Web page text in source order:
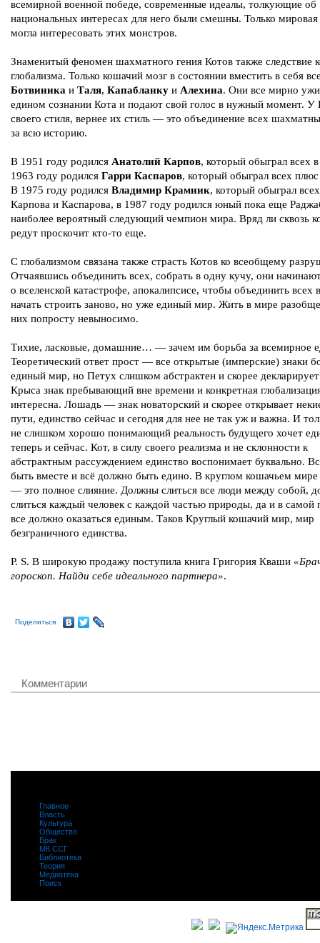
всемирной военной победе, современные идеалы, толкующие об
национальных интересах для него были смешны. Только мировая
могла интересовать этих монстров.
Знаменитый феномен шахматного гения Котов также следствие
глобализма. Только кошачий мозг в состоянии вместить в себя
Ботвиника и Таля, Капабланку и Алехина. Они все мирно
едином сознании Кота и подают свой голос в нужный момент. У
своего стиля, вернее их стиль — это объединение всех
за всю историю.
В 1951 году родился Анатолий Карпов, который обыграл всех
1963 году родился Гарри Каспаров, который обыграл всех
В 1975 году родился Владимир Крамник, который обыграл
Карпова и Каспарова, в 1987 году родился юный пока еще
наиболее вероятный следующий чемпион мира. Вряд ли сквозь
редут проскочит кто-то еще.
С глобализмом связана также страсть Котов ко всеобщему
Отчаявшись объединить всех, собрать в одну кучу, они
о вселенской катастрофе, апокалипсисе, чтобы объединить всех
начать строить заново, но уже единый мир. Жить в мире
них попросту невыносимо.
Тихие, ласковые, домашние… — зачем им борьба за всемирное
Теоретический ответ прост — все открытые (имперские) знаки
единый мир, но Петух слишком абстрактен и скорее
Крыса знак пребывающий вне времени и конкретная
интересна. Лошадь — знак новаторский и скорее открывает
пути, единство сейчас и сегодня для нее не так уж и важна. И
не слишком хорошо понимающий реальность будущего хочет
теперь и сейчас. Кот, в силу своего реализма и не склонности к
абстрактным рассуждением единство воспонимает буквально.
быть вместе и всё должно быть едино. В круглом кошачьем мире
— это полное слияние. Должны слиться все люди между собой,
слиться каждый человек с каждой частью природы, да и в самой
все должно оказаться единым. Таков Круглый кошачий мир, мир
безграничного единства.
P. S. В широкую продажу поступила книга Григория Кваши
гороскоп. Найди себе идеального партнера».
Поделиться
Комментарии
Главное
Власть
Культура
Общество
Брак
МК ССГ
Библиотека
Теория
Медиатека
Поиск